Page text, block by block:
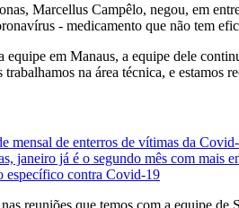
Marcellus Campêlo, negou, em
- medicamento que não tem
em Manaus, a equipe dele
na área técnica, e
mensal de enterros de vítimas da
janeiro já é o segundo mês com mais
específico contra Covid-19
reuniões que temos com a equipe